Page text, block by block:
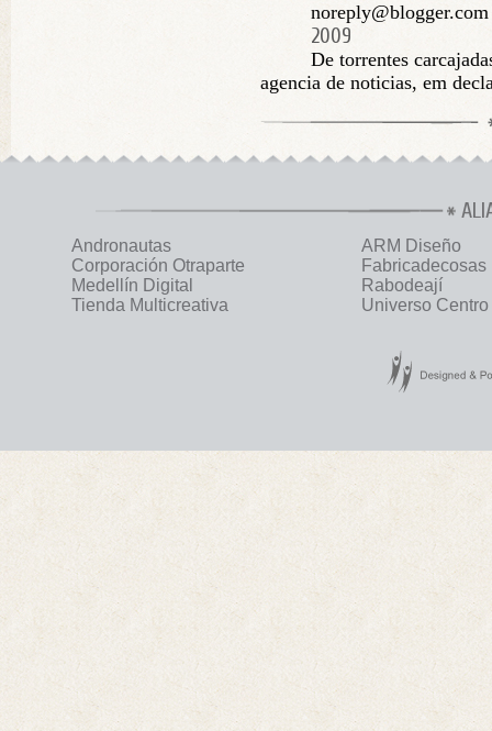
2009
De torrentes
agencia de noticias, em
Andronautas
ARM Diseño
Corporación Otraparte
Fabricadecosas
Medellín Digital
Rabodeají
Tienda Multicreativa
Universo Centro